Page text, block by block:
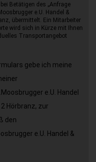
Betätigen des „Anfrage
e.U. Handel &
übermittelt. Ein Mitarbeiter
wird sich in Kürze mit Ihnen
Transportangebot
gebe ich meine
e.U. Handel
Hörbranz, zur
den
e.U. Handel &